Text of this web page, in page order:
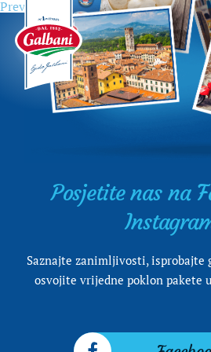
Navigacija
objava
Previous Previous
post:
Galbani Ricotta 250g
Posjetite nas na
Saznajte zanimljivosti, isprobajte
osvojite vrijedne poklon pakete